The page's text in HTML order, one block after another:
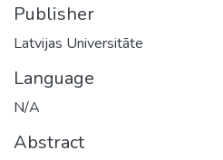
Publisher
Latvijas Universitāte
Language
N/A
Abstract